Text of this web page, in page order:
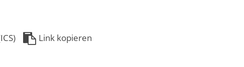
Link kopieren